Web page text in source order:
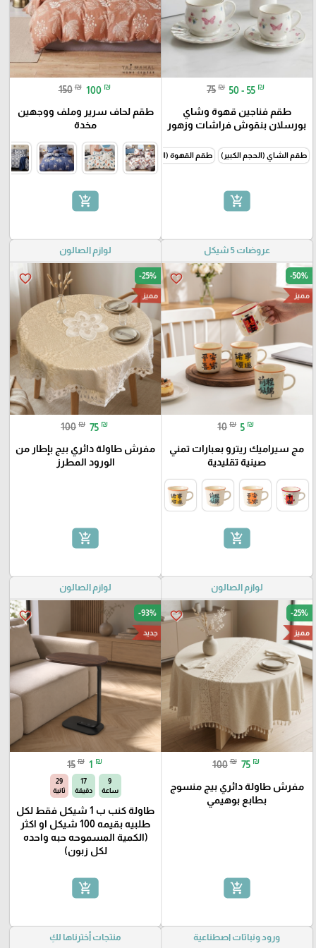
75 ₪ 50 - 55 ₪
طقم فناجين قهوة وشاي
بورسلان بنقوش فراشات وزهور
طقم الشاي (الحجم الكبير) طقم القهوة (الحجم الصغير)
add_shopping_cart
150 ₪ 100 ₪
طقم لحاف سرير وملف ووجهين
مخدة
add_shopping_cart
عروضات 5 شيكل
favorite_border -50%
مميز
10 ₪ 5 ₪
مج سيراميك ريترو بعبارات تمني
صينية تقليدية
add_shopping_cart
لوازم الصالون
favorite_border -25%
مميز
100 ₪ 75 ₪
مفرش طاولة دائري بيج بإطار من
الورود المطرز
add_shopping_cart
لوازم الصالون
favorite_border -25%
مميز
100 ₪ 75 ₪
مفرش طاولة دائري بيج منسوج
بطابع بوهيمي
add_shopping_cart
لوازم الصالون
favorite_border -93%
جديد
15 ₪ 1 ₪
9
ساعة
17
دقيقة
28
ثانية
طاولة كنب ب 1 شيكل فقط لكل
طلبيه بقيمه 100 شيكل او اكثر
(الكمية المسموحه حبه واحده
لكل زبون)
add_shopping_cart
ورود ونباتات اصطناعية منتجات أخترناها لكِ